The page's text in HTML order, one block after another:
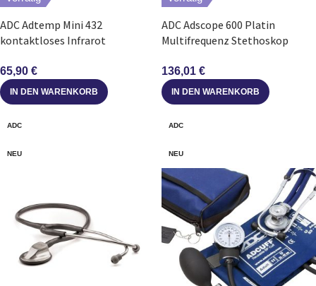
ADC Adtemp Mini 432
kontaktloses Infrarot
Stirnthermometer
65,90 €
IN DEN WARENKORB
ADC Adscope 600 Platin
Multifrequenz Stethoskop
136,01 €
IN DEN WARENKORB
ADC
NEU
ADC
NEU